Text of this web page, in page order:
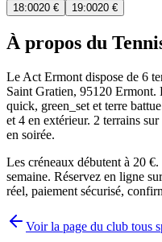
18:0020 € 19:0020 €
À propos du
Le Act Ermont dispose de 6
Saint Gratien, 95120 Ermont.
quick, green_set et terre
et 4 en extérieur. 2 terrains
en soirée.
Les créneaux débutent à 20
semaine. Réservez en ligne
réel, paiement sécurisé,
Voir la page du club tous